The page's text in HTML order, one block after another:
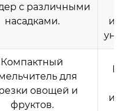
с различными
насадками.
Компактный
для
овощей и
фруктов.